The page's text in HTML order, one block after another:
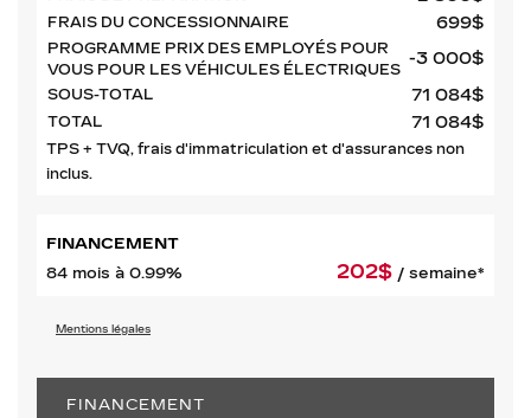
FRAIS DU CONCESSIONNAIRE 699$
PROGRAMME PRIX DES EMPLOYÉS POUR
VOUS POUR LES VÉHICULES ÉLECTRIQUES
-3 000$
SOUS-TOTAL 71 084$
TOTAL 71 084$
TPS + TVQ, frais d'immatriculation et d'assurances non
inclus.
FINANCEMENT
84 mois à 0.99%
202$ / semaine*
Mentions légales
FINANCEMENT